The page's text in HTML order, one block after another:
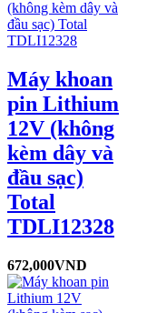
Máy khoan
pin Lithium
12V (không
kèm dây và
đầu sạc)
Total
TDLI12328
672,000VND